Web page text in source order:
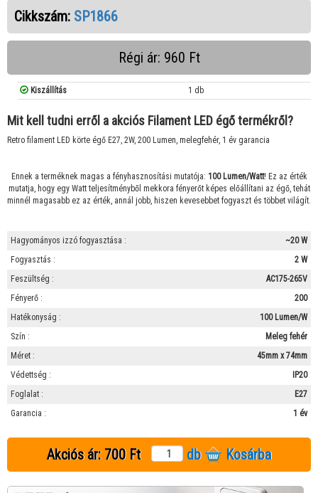
Cikkszám: SP1866
Régi ár: 960 Ft
Kiszállítás 1 db
Mit kell tudni erről a akciós Filament LED égő termékről?
Retro filament LED körte égő E27, 2W, 200 Lumen, melegfehér, 1 év garancia
Ennek a terméknek magas a fényhasznosítási mutatója: 100 Lumen/Watt! Ez az érték
mutatja, hogy egy Watt teljesítményből mekkora fényerőt képes előállítani az égő, tehát
minnél magasabb ez az érték, annál jobb, hiszen kevesebbet fogyaszt és többet világít.
Hagyományos izzó fogyasztása :
~20 W
Fogyasztás :
2 W
Feszültség :
AC175-265V
Fényerő :
200
Hatékonyság :
100 Lumen/W
Szín :
Meleg fehér
Méret :
45mm x 74mm
Védettség :
IP20
Foglalat :
E27
Garancia :
1 év
Akciós ár: 700 Ft db Kosárba